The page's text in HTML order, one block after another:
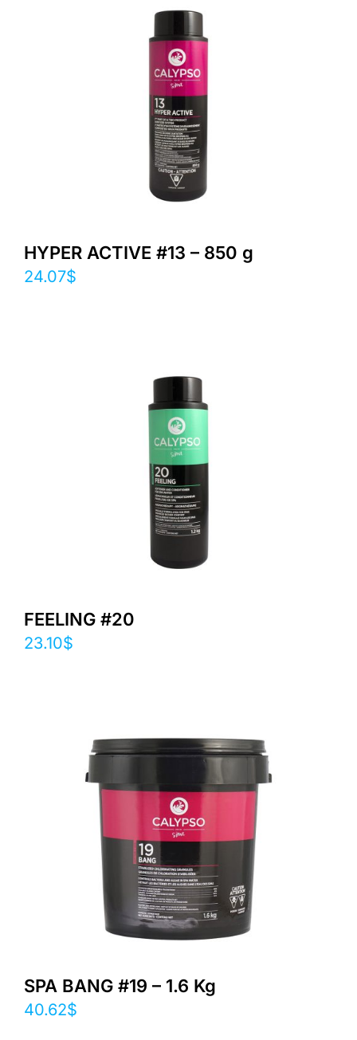
HYPER ACTIVE #13 – 850 g
24.07$
FEELING #20
23.10$
SPA BANG #19 – 1.6 Kg
40.62$